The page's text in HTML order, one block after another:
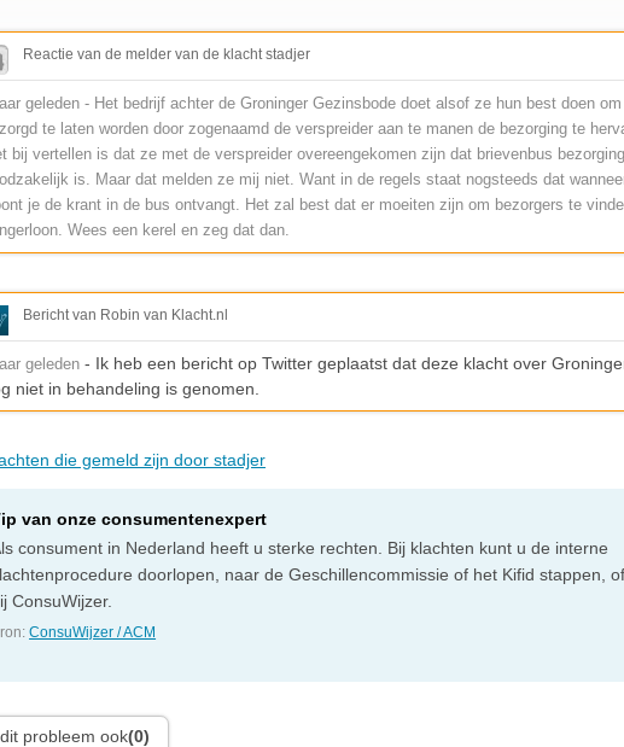
Reactie van de melder van de klacht stadjer
geleden - Het bedrijf achter de Groninger Gezinsbode doet alsof ze hun best doen
te laten worden door zogenaamd de verspreider aan te manen de bezorging te
bij vertellen is dat ze met de verspreider overeengekomen zijn dat brievenbus
is. Maar dat melden ze mij niet. Want in de regels staat nogsteeds dat
je de krant in de bus ontvangt. Het zal best dat er moeiten zijn om bezorgers te
Wees een kerel en zeg dat dan.
Bericht van Robin van Klacht.nl
geleden - Ik heb een bericht op Twitter geplaatst dat deze klacht over
niet in behandeling is genomen.
die gemeld zijn door stadjer
van onze consumentenexpert
consument in Nederland heeft u sterke rechten. Bij klachten kunt u de interne
doorlopen, naar de Geschillencommissie of het Kifid stappen,
ConsuWijzer.
ConsuWijzer / ACM
probleem ook(0)